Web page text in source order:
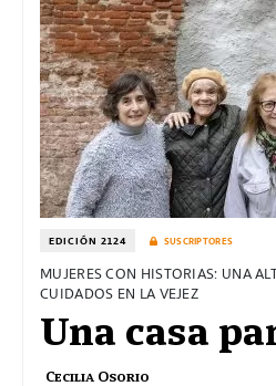
EDICIÓN 2124 SUSCRIPTORES
MUJERES CON HISTORIAS: UNA
CUIDADOS EN LA VEJEZ
Una casa
Cecilia Osorio